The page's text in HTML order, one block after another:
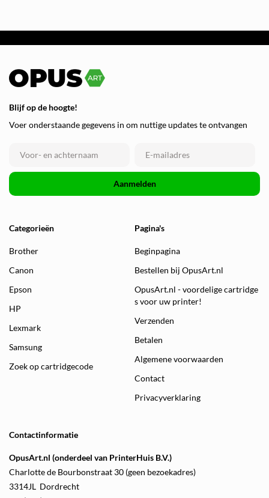
Blijf op de hoogte!
Voer onderstaande gegevens in om nuttige updates te ontvangen
Aanmelden
Categorieën
Brother
Canon
Epson
HP
Lexmark
Samsung
Zoek op cartridgecode
Pagina's
Beginpagina
Bestellen bij OpusArt.nl
OpusArt.nl - voordelige cartridge
s voor uw printer!
Verzenden
Betalen
Algemene voorwaarden
Contact
Privacyverklaring
Contactinformatie
OpusArt.nl (onderdeel van PrinterHuis B.V.)
Charlotte de Bourbonstraat 30 (geen bezoekadres)
3314JL Dordrecht